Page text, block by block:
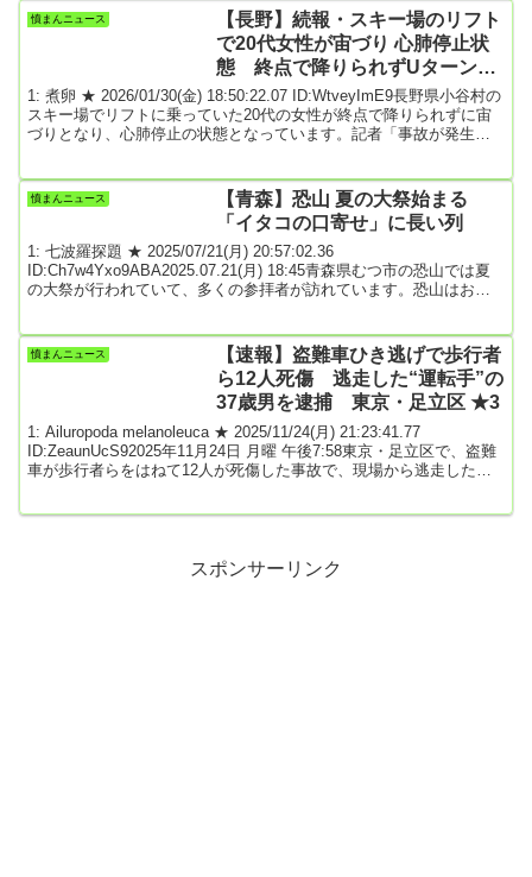
別姓制度の推進・慎重両派が疑問を呈しており、意義が見えにく
い」と話している。旧姓単記は、高市早苗首相が２月の第２次内閣
発足に当たり、関係閣僚に検討を指示。...
憤まんニュース
【長野】続報・スキー場のリフト
で20代女性が宙づり 心肺停止状
態 終点で降りられずUターン後
に宙づりか 業務上過失傷害の疑
いも視野
1: 煮卵 ★ 2026/01/30(金) 18:50:22.07 ID:WtveyImE9長野県小谷村の
スキー場でリフトに乗っていた20代の女性が終点で降りられずに宙
づりとなり、心肺停止の状態となっています。記者「事故が発生し
けマウンテンリゾート」で、午前9時すぎ「女性がリフトを降りそこ
ねて、けがをしている」などとスキー場の関係者から消防に通報が
ありました。警察によりますと、...
憤まんニュース
【青森】恐山 夏の大祭始まる
「イタコの口寄せ」に長い列
1: 七波羅探題 ★ 2025/07/21(月) 20:57:02.36
ID:Ch7w4Yxo9ABA2025.07.21(月) 18:45青森県むつ市の恐山では夏
の大祭が行われていて、多くの参拝者が訪れています。恐山はおよ
ます。境内では、訪れた人が荒涼とした風景が広がる参道を進みな
がら、静かに手を合わせて、大切な人に思いをはせていました。ま
た境内の一角では、亡くなった人の魂...
憤まんニュース
【速報】盗難車ひき逃げで歩行者
ら12人死傷 逃走した“運転手”の
37歳男を逮捕 東京・足立区 ★3
1: Ailuropoda melanoleuca ★ 2025/11/24(月) 21:23:41.77
ID:ZeaunUcS92025年11月24日 月曜 午後7:58東京・足立区で、盗難
車が歩行者らをはねて12人が死傷した事故で、現場から逃走したと
スポンサーリンク